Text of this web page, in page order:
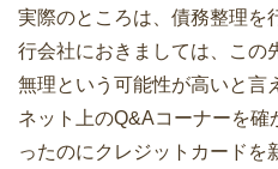
実際のところは、債務整理を
行会社におきましては、この
無理という可能性が高いと言
ネット上のQ&Aコーナーを
ったのにクレジットカードを